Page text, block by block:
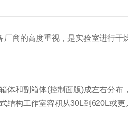
的高度重视，是实验室进行干
和副箱体(控制面版)成左右分布
结构工作室容积从30L到620L或更